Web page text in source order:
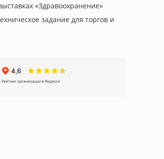
«Здравоохранение»
задание для торгов и